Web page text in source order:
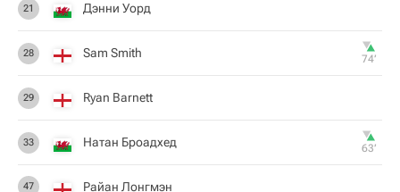
21 Дэнни Уорд
28 Sam Smith 74‎’‎
29 Ryan Barnett
33 Натан Броадхед 63‎’‎
47 Райан Лонгмэн